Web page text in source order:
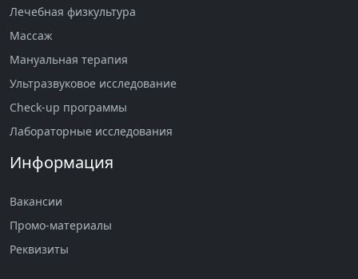
Лечебная физкультура
Массаж
Мануальная терапия
Ультразвуковое исследование
Check-up программы
Лабораторные исследования
Информация
Вакансии
Промо-материалы
Реквизиты